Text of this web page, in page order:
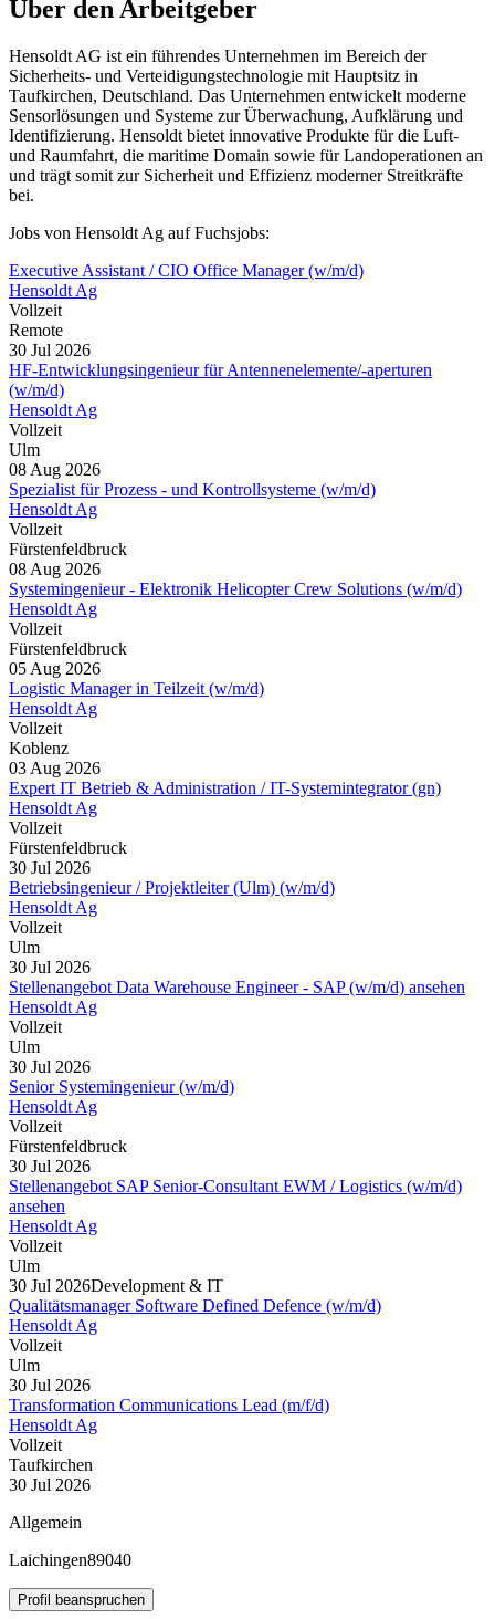
Über den Arbeitgeber
Hensoldt AG ist ein führendes Unternehmen im Bereich der
Sicherheits- und Verteidigungstechnologie mit Hauptsitz in
Taufkirchen, Deutschland. Das Unternehmen entwickelt moderne
Sensorlösungen und Systeme zur Überwachung, Aufklärung und
Identifizierung. Hensoldt bietet innovative Produkte für die Luft-
und Raumfahrt, die maritime Domain sowie für Landoperationen an
und trägt somit zur Sicherheit und Effizienz moderner Streitkräfte
bei.
Jobs von Hensoldt Ag auf Fuchsjobs:
Executive Assistant / CIO Office Manager (w/m/d)
Hensoldt Ag
Vollzeit
Remote
30 Jul 2026
HF-Entwicklungsingenieur für Antennenelemente/-aperturen
(w/m/d)
Hensoldt Ag
Vollzeit
Ulm
08 Aug 2026
Spezialist für Prozess - und Kontrollsysteme (w/m/d)
Hensoldt Ag
Vollzeit
Fürstenfeldbruck
08 Aug 2026
Systemingenieur - Elektronik Helicopter Crew Solutions (w/m/d)
Hensoldt Ag
Vollzeit
Fürstenfeldbruck
05 Aug 2026
Logistic Manager in Teilzeit (w/m/d)
Hensoldt Ag
Vollzeit
Koblenz
03 Aug 2026
Expert IT Betrieb & Administration / IT-Systemintegrator (gn)
Hensoldt Ag
Vollzeit
Fürstenfeldbruck
30 Jul 2026
Betriebsingenieur / Projektleiter (Ulm) (w/m/d)
Hensoldt Ag
Vollzeit
Ulm
30 Jul 2026
Stellenangebot Data Warehouse Engineer - SAP (w/m/d) ansehen
Hensoldt Ag
Vollzeit
Ulm
30 Jul 2026
Senior Systemingenieur (w/m/d)
Hensoldt Ag
Vollzeit
Fürstenfeldbruck
30 Jul 2026
Stellenangebot SAP Senior-Consultant EWM / Logistics (w/m/d)
ansehen
Hensoldt Ag
Vollzeit
Ulm
30 Jul 2026Development & IT
Qualitätsmanager Software Defined Defence (w/m/d)
Hensoldt Ag
Vollzeit
Ulm
30 Jul 2026
Transformation Communications Lead (m/f/d)
Hensoldt Ag
Vollzeit
Taufkirchen
30 Jul 2026
Allgemein
Laichingen89040
Profil beanspruchen